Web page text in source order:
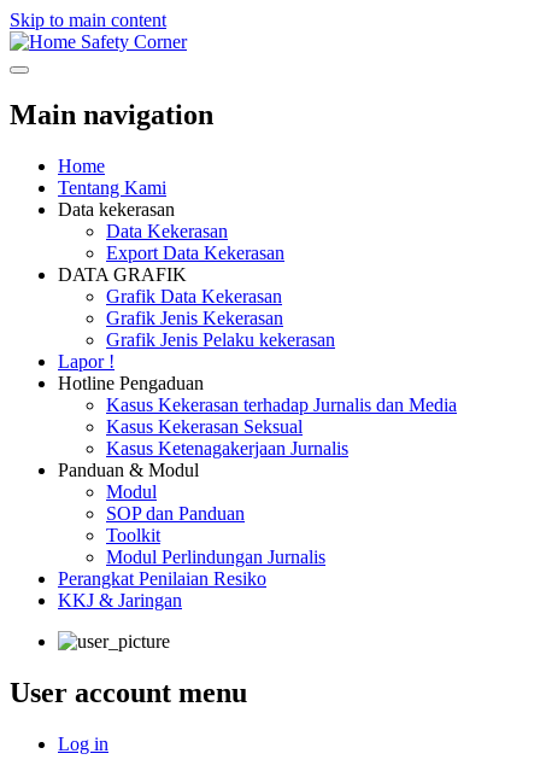
Skip to main content
Safety Corner
Main navigation
Home
Tentang Kami
Data kekerasan
Data Kekerasan
Export Data Kekerasan
DATA GRAFIK
Grafik Data Kekerasan
Grafik Jenis Kekerasan
Grafik Jenis Pelaku kekerasan
Lapor !
Hotline Pengaduan
Kasus Kekerasan terhadap Jurnalis dan Media
Kasus Kekerasan Seksual
Kasus Ketenagakerjaan Jurnalis
Panduan & Modul
Modul
SOP dan Panduan
Toolkit
Modul Perlindungan Jurnalis
Perangkat Penilaian Resiko
KKJ & Jaringan
User account menu
Log in